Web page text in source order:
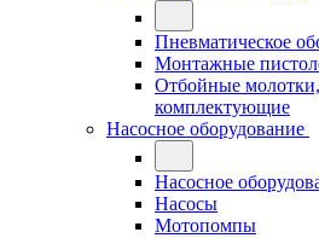
Пневматическое
Монтажные
Отбойные
комплектующие
Насосное оборудование
Насосное
Насосы
Мотопомпы